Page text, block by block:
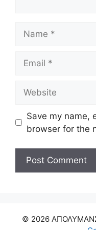
Save my name,
browser for the
© 2026